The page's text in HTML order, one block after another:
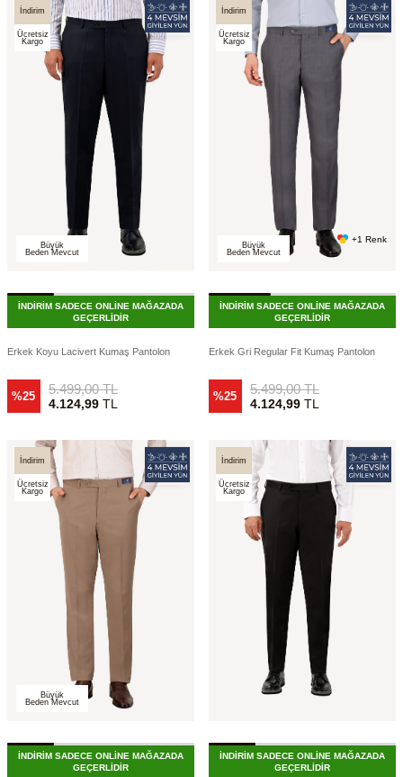
İndirim
Ücretsiz
Kargo
Büyük
Beden Mevcut
İNDİRİM SADECE ONLİNE MAĞAZADA
GEÇERLİDİR
Erkek Koyu Lacivert Kumaş Pantolon
%25 5.499,00TL
4.124,99TL
İndirim
Ücretsiz
Kargo
Büyük
Beden Mevcut
+1 Renk
İNDİRİM SADECE ONLİNE MAĞAZADA
GEÇERLİDİR
Erkek Gri Regular Fit Kumaş Pantolon
%25 5.499,00TL
4.124,99TL
İndirim
Ücretsiz
Kargo
Büyük
Beden Mevcut
İNDİRİM SADECE ONLİNE MAĞAZADA
GEÇERLİDİR
İndirim
Ücretsiz
Kargo
İNDİRİM SADECE ONLİNE MAĞAZADA
GEÇERLİDİR